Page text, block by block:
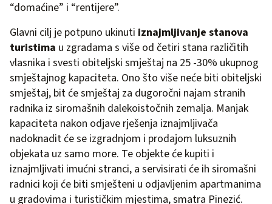
“domaćine” i “rentijere”.
Glavni cilj je potpuno ukinuti iznajmljivanje stanova
turistima u zgradama s više od četiri stana različitih
vlasnika i svesti obiteljski smještaj na 25 -30% ukupnog
smještajnog kapaciteta. Ono što više neće biti obiteljski
smještaj, bit će smještaj za dugoročni najam stranih
radnika iz siromašnih dalekoistočnih zemalja. Manjak
kapaciteta nakon odjave rješenja iznajmljivača
nadoknadit će se izgradnjom i prodajom luksuznih
objekata uz samo more. Te objekte će kupiti i
iznajmljivati imućni stranci, a servisirati će ih siromašni
radnici koji će biti smješteni u odjavljenim apartmanima
u gradovima i turističkim mjestima, smatra Pinezić.